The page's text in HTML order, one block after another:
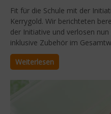
Fit für die Schule mit der
Kerrygold. Wir berichteten
der Initiative und verlosen
inklusive Zubehör im
Weiterlesen